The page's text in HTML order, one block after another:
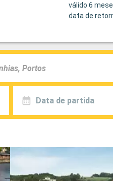
válido 6
data de
Data de partida